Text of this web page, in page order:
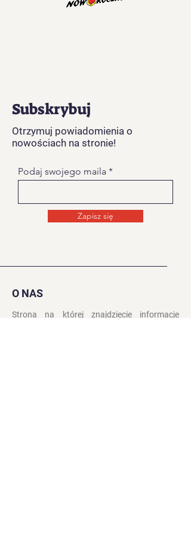
Subskrybuj
Otrzymuj powiadomienia o
nowościach na stronie!
Podaj swojego maila
Zapisz się
O NAS
Strona na której znajdziecie informacje